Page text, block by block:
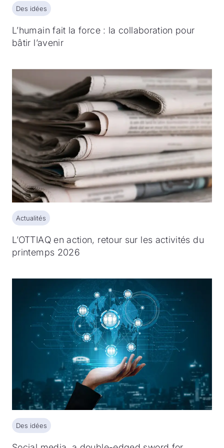
Des idées
Des idées
L’humain fait la force : la collaboration pour
bâtir l’avenir
Actualités
Actualités
L’OTTIAQ en action, retour sur les activités du
printemps 2026
Des idées
Des idées